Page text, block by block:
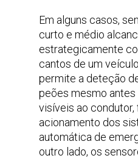
Em alguns casos,
curto e médio
estrategicamente
cantos de um
permite a deteção
peões mesmo
visíveis ao
acionamento dos
automática de
outro lado, os